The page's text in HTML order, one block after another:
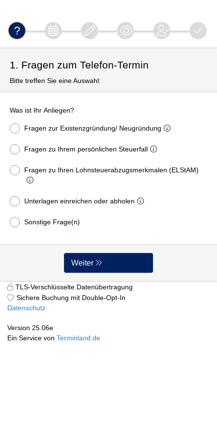
1. Fragen zum Telefon-Termin
Bitte treffen Sie eine Auswahl:
Was ist Ihr Anliegen?
Fragen zur Existenzgründung/ Neugründung
Fragen zu Ihrem persönlichen Steuerfall
Fragen zu Ihren Lohnsteuerabzugsmerkmalen (ELStAM)
Unterlagen einreichen oder abholen
Sonstige Frage(n)
Weiter
TLS-Verschlüsselte Datenübertragung
Sichere Buchung mit Double-Opt-In
Datenschutz
Version 25.06e
Ein Service von Terminland.de